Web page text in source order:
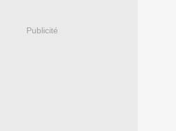
Publicité